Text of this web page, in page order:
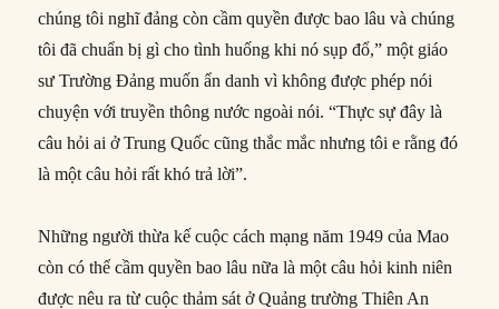
chúng tôi nghĩ đảng còn cầm quyền được bao lâu và chúng
tôi đã chuẩn bị gì cho tình huống khi nó sụp đổ,” một giáo
sư Trường Đảng muốn ẩn danh vì không được phép nói
chuyện với truyền thông nước ngoài nói. “Thực sự đây là
câu hỏi ai ở Trung Quốc cũng thắc mắc nhưng tôi e rằng đó
là một câu hỏi rất khó trả lời”.
Những người thừa kế cuộc cách mạng năm 1949 của Mao
còn có thể cầm quyền bao lâu nữa là một câu hỏi kinh niên
được nêu ra từ cuộc thảm sát ở Quảng trường Thiên An